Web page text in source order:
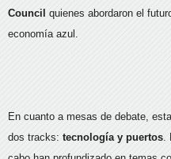
Council quienes abordaron el
economía azul.
En cuanto a mesas de debate,
dos tracks: tecnología y puertos.